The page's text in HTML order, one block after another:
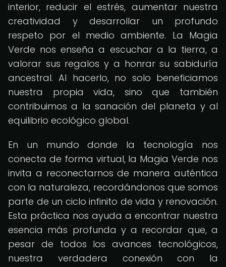
interior, reducir el estrés, aumentar nuestra
creatividad y desarrollar un profundo
respeto por el medio ambiente. La Magia
Verde nos enseña a escuchar a la tierra, a
valorar sus regalos y a honrar su sabiduría
ancestral. Al hacerlo, no solo beneficiamos
nuestra propia vida, sino que también
contribuimos a la sanación del planeta y al
equilibrio ecológico global.
En un mundo donde la tecnología nos
conecta de forma virtual, la Magia Verde nos
invita a reconectarnos de manera auténtica
con la naturaleza, recordándonos que somos
parte de un ciclo infinito de vida y renovación.
Esta práctica nos ayuda a encontrar nuestra
esencia más profunda y a recordar que, a
pesar de todos los avances tecnológicos,
nuestra verdadera conexión con la